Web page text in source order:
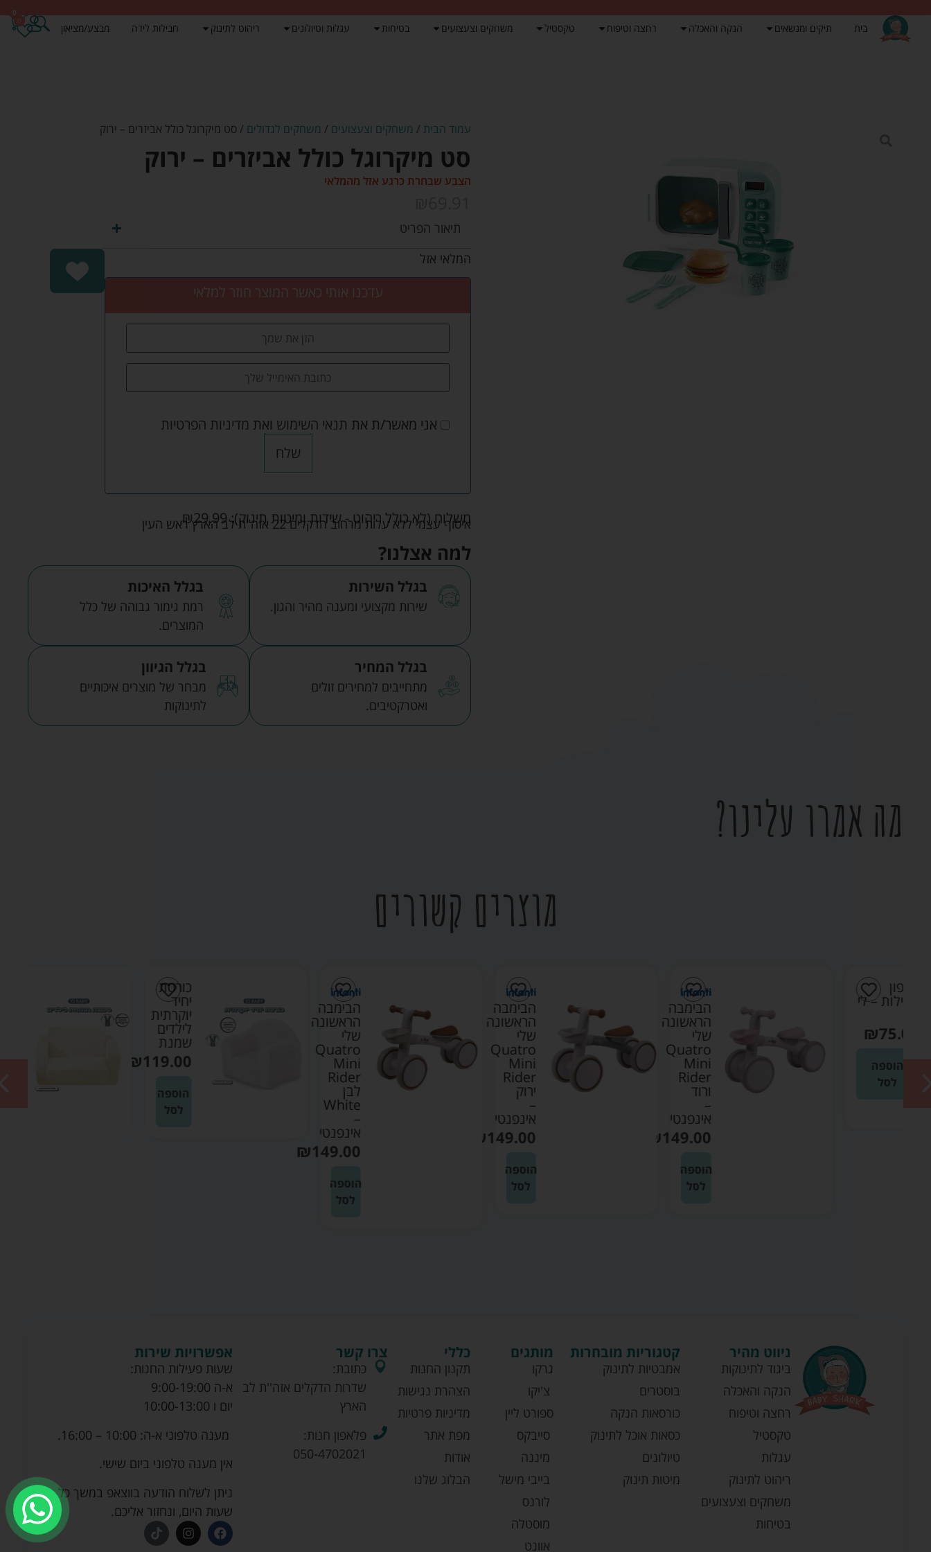
בית תיקים ומנשאים הנקה והאכלה רחצה וטיפוח טקסטיל משחקים וצעצועים בטיחות עגלות וטיולונים ריהוט לתינוק חבילות לידה מבצע/מציאון
0
עמוד הבית / משחקים וצעצועים / משחקים לגדולים / סט מיקרוגל כולל אביזרים – ירוק
סט מיקרוגל כולל אביזרים – ירוק
הצבע שבחרת כרגע אזל מהמלאי
תיאור הפריט
המלאי אזל
עדכנו אותי כאשר המוצר חוזר למלאי
אני מאשר/ת את תנאי השימוש ואת מדיניות הפרטיות
שלח
משלוח (לא כולל ריהוט - שידות ומיטות תינוק): ₪29.99 איסוף עצמי ללא עלות מרחוב הדקלים 22 אזה"ת לב הארץ ראש העין
למה אצלנו?
בגלל השירות
שירות מקצועי ומענה מהיר והגון.
בגלל האיכות
רמת גימור גבוהה של כלל
המוצרים.
בגלל המחיר
מתחייבים למחירים זולים
ואטרקטיבים.
בגלל הגיוון
מבחר של מוצרים איכותיים
לתינוקות
מה אמרו עלינו?
מוצרים קשורים
הראשונה
שלי
Quatro
Mini
ורוד
הבימבה
הראשונה
שלי
Quatro
Mini
Rider
ירוק
הבימבה
הראשונה
שלי
Quatro
Mini
Rider
לבן
יחיד
יוקרתית
לילדים
נפתחת
לילדים
הוספה
ניווט מהיר
ביגוד לתינוקות
הנקה והאכלה
רחצה וטיפוח
טקסטיל
עגלות
ריהוט לתינוק
משחקים וצעצועים
בטיחות
קטגוריות מובחרות
אמבטיות לתינוק
בוסטרים
כורסאות הנקה
כסאות אוכל לתינוק
טיולונים
מיטות תינוק
מותגים
גרקו
צ'יקו
ספורט ליין
סייבקס
מיננה
בייבי מישל
לורנס
מוסטלה
אוונט
כללי
תקנון החנות
הצהרת נגישות
מדיניות פרטיות
מפת אתר
אודות
הבלוג שלנו
צרו קשר
כתובת:
שדרות הדקלים אזה''ת לב
הארץ
פלאפון חנות:
050-4702021
אפשרויות שירות
שעות פעילות החנות:
א-ה 9:00-19:00
יום ו 10:00-13:00
מענה טלפוני א-ה: 10:00 – 16:00.
אין מענה טלפוני ביום שישי.
ניתן לשלוח הודעה בווצאפ במשך כל
שעות היום, ונחזור אליכם.